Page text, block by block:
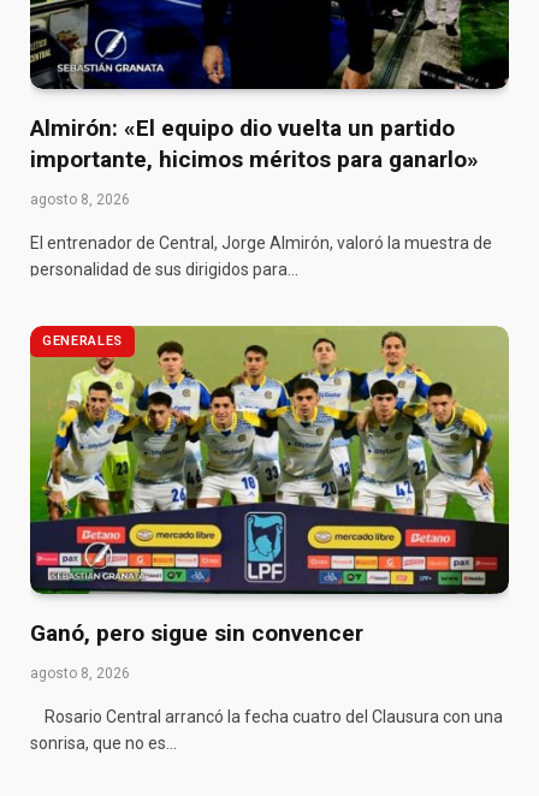
Almirón: «El equipo dio vuelta un partido
importante, hicimos méritos para ganarlo»
agosto 8, 2026
El entrenador de Central, Jorge Almirón, valoró la muestra de
personalidad de sus dirigidos para…
GENERALES
Ganó, pero sigue sin convencer
agosto 8, 2026
Rosario Central arrancó la fecha cuatro del Clausura con una
sonrisa, que no es…